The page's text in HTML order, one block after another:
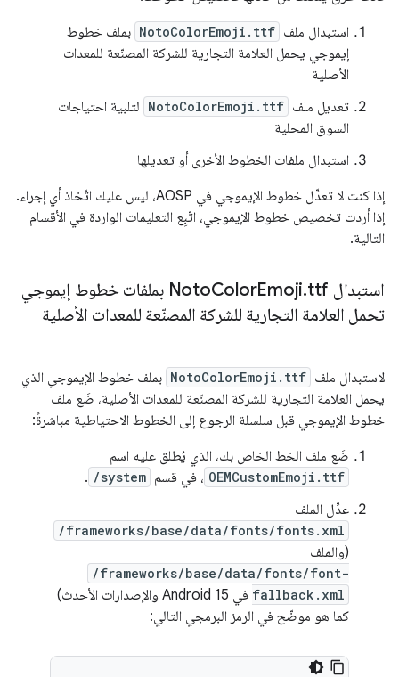
استبدال ملف NotoColorEmoji.ttf بملف خطوط
إيموجي يحمل العلامة التجارية للشركة المصنّعة للمعدات
الأصلية
تعديل ملف NotoColorEmoji.ttf لتلبية احتياجات
السوق المحلية
استبدال ملفات الخطوط الأخرى أو تعديلها
إذا كنت لا تعدِّل خطوط الإيموجي في AOSP، ليس عليك اتّخاذ أي إجراء.
إذا أردت تخصيص خطوط الإيموجي، اتّبِع التعليمات الواردة في الأقسام
التالية.
استبدال Noto ColorEmoji.
ttf بملفات خطوط إيموجي
تحمل العلامة التجارية للشركة المصنّعة للمعدات الأصلية
لاستبدال ملف NotoColorEmoji.ttf بملف خطوط الإيموجي الذي
يحمل العلامة التجارية للشركة المصنّعة للمعدات الأصلية، ضَع ملف
خطوط الإيموجي قبل سلسلة الرجوع إلى الخطوط الاحتياطية مباشرةً:
ضَع ملف الخط الخاص بك، الذي يُطلق عليه اسم
OEMCustomEmoji.ttf ، في قسم /system
.
عدِّل الملف
/frameworks/base/data/fonts/fonts.xml
(والملف
/frameworks/base/data/fonts/font-
fallback.xml
في Android 15 والإصدارات الأحدث)
كما هو موضّح في الرمز البرمجي التالي: